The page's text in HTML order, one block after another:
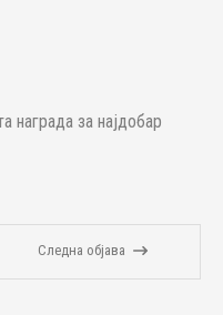
награда за најдобар
Следна објава